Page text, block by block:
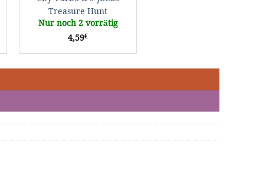
Treasure Hunt
Nur noch 2 vorrätig
4,59€